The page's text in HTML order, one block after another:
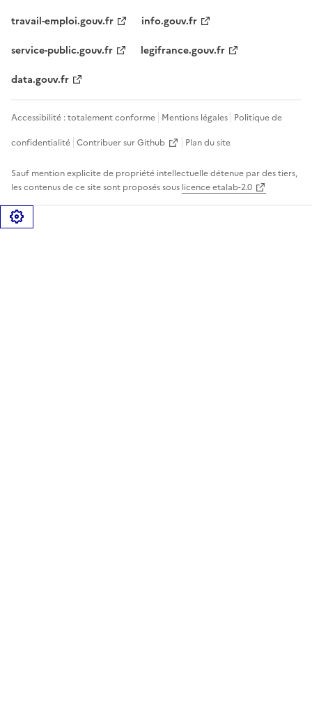
travail-emploi.gouv.fr
info.gouv.fr
service-public.gouv.fr
legifrance.gouv.fr
data.gouv.fr
Accessibilité : totalement conforme Mentions légales Politique de
confidentialité Contribuer sur Github Plan du site
Sauf mention explicite de propriété intellectuelle détenue par des tiers,
les contenus de ce site sont proposés sous licence etalab-2.0
Gérer les cookies